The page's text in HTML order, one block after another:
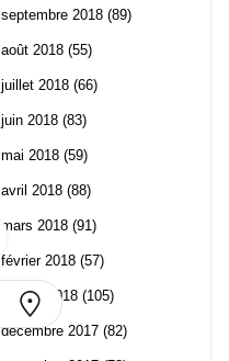
septembre 2018 (89)
août 2018 (55)
juillet 2018 (66)
juin 2018 (83)
mai 2018 (59)
avril 2018 (88)
mars 2018 (91)
février 2018 (57)
janvier 2018 (105)
décembre 2017 (82)